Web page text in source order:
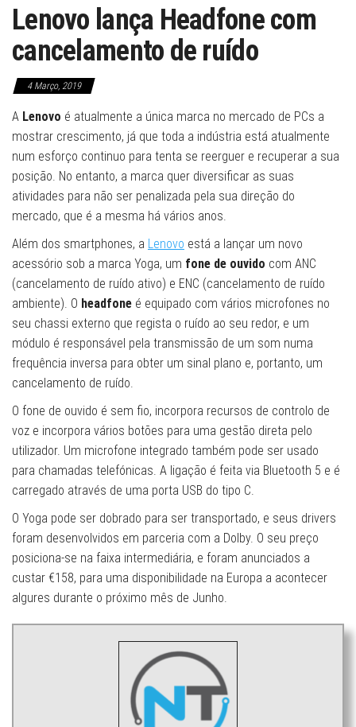
Lenovo lança Headfone com
cancelamento de ruído
4 Março, 2019
A Lenovo é atualmente a única marca no mercado de PCs a
mostrar crescimento, já que toda a indústria está atualmente
num esforço continuo para tenta se reerguer e recuperar a sua
posição. No entanto, a marca quer diversificar as suas
atividades para não ser penalizada pela sua direção do
mercado, que é a mesma há vários anos.
Além dos smartphones, a Lenovo está a lançar um novo
acessório sob a marca Yoga, um fone de ouvido com ANC
(cancelamento de ruído ativo) e ENC (cancelamento de ruído
ambiente). O headfone é equipado com vários microfones no
seu chassi externo que regista o ruído ao seu redor, e um
módulo é responsável pela transmissão de um som numa
frequência inversa para obter um sinal plano e, portanto, um
cancelamento de ruído.
O fone de ouvido é sem fio, incorpora recursos de controlo de
voz e incorpora vários botões para uma gestão direta pelo
utilizador. Um microfone integrado também pode ser usado
para chamadas telefónicas. A ligação é feita via Bluetooth 5 e é
carregado através de uma porta USB do tipo C.
O Yoga pode ser dobrado para ser transportado, e seus drivers
foram desenvolvidos em parceria com a Dolby. O seu preço
posiciona-se na faixa intermediária, e foram anunciados a
custar €158, para uma disponibilidade na Europa a acontecer
algures durante o próximo mês de Junho.